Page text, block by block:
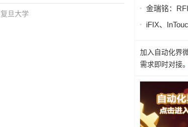
复旦大学
金瑞铭：
iFIX、
加入自动化界
需求即时对接。